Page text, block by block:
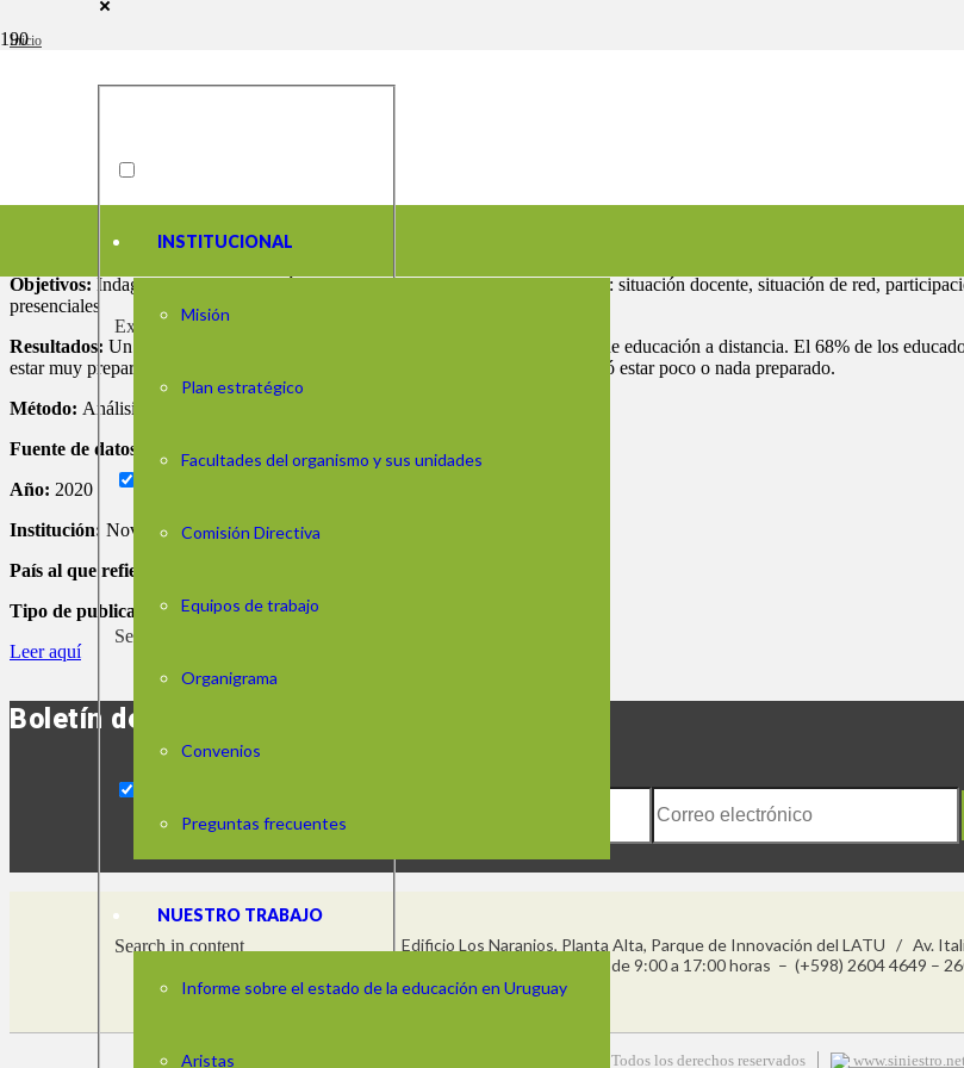
Exact matches only
Search in title
Search in content
INSTITUCIONAL
Misión
Plan estratégico
Facultades del organismo y sus unidades
Comisión Directiva
Equipos de trabajo
Organigrama
Convenios
Preguntas frecuentes
NUESTRO TRABAJO
Informe sobre el estado de la educación en Uruguay
Aristas
Inicio
Recopilación de trabajos sobre COVID-19 y educación
A situação dos professores no Brasil durante a pandemia
Objetivos: Indagar sobre la percepción de los profesores respecto de cuatro ejes: situación docente, situación de red,
presenciales
Resultados: Un tercio de los consultados calificó positivamente la experiencia de educación a distancia. El 68% de los
estar muy preparado para manejar herramientas digitales, mientras 11,5% declaró estar poco o nada preparado.
Método: Análisis descriptivo
Fuente de datos:
Año: 2020
Institución: Nova Escola
País al que refiere el análisis:
Tipo de publicación:
Reporte
Leer aquí
Boletín de noticias
Edificio Los Naranjos, Planta Alta, Parque de Innovación del LATU / Av.
Horario: de lunes a viernes de 9:00 a 17:00 horas – (+598) 2604 4649 –
© 2025. Siniestro – Todos los derechos reservados www.siniestro.net